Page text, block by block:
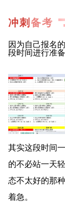
冲刺备考
因为自己报名
段时间进行准
其实这段时间
的不必站一天
态不太好的那
着急。